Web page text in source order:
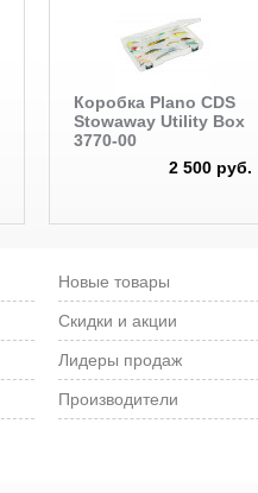
Коробка Plano CDS
Stowaway Utility Box
3770-00
2 500 руб.
Новые товары
Скидки и акции
Лидеры продаж
Производители